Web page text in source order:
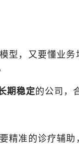
型，又要懂业
期稳定的公司，
精准的诊疗辅